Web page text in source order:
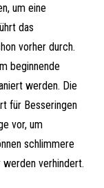
um eine
das
vorher durch.
beginnende
werden. Die
für Besseringen
vor, um
schlimmere
verhindert.